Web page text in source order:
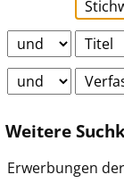
Weitere
Erwerbungen